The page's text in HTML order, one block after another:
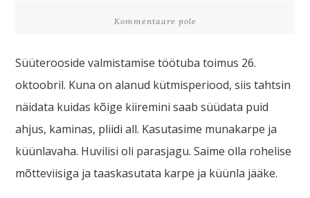
Kommentaare pole
Süüterooside valmistamise töötuba toimus 26.
oktoobril. Kuna on alanud kütmisperiood, siis tahtsin
näidata kuidas kõige kiiremini saab süüdata puid
ahjus, kaminas, pliidi all. Kasutasime munakarpe ja
küünlavaha. Huvilisi oli parasjagu. Saime olla rohelise
mõtteviisiga ja taaskasutata karpe ja küünla jääke.